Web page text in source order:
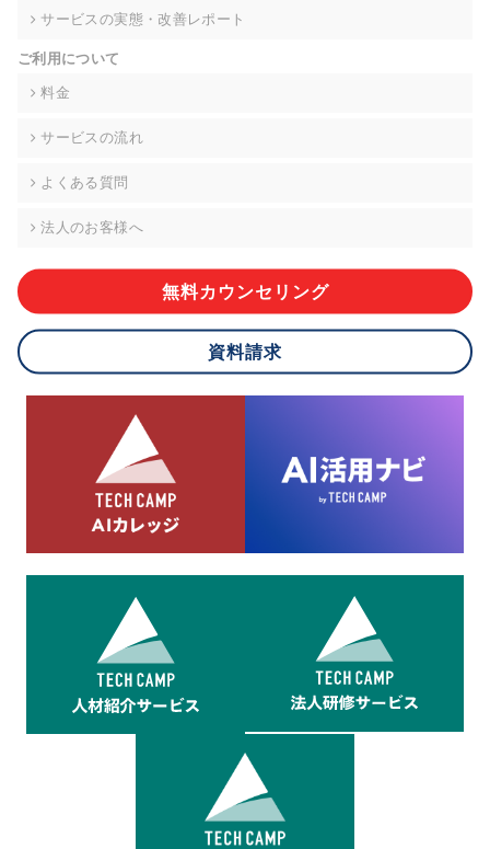
的な期間内に対応いたします。ただし、申請が本人確認が不可
により、ご希望に添えない場合があります。 なお、アクセスロ
グなどの個人情報以外の情報については、原則として開示等は
株式会社div 個人情報問合せ窓口
メールアドレス:privacy_policy@di-v.co.jp
ご本人様が当社に個人情報を提供されるかどうかは任意による
応ができない場合があります。
8.cookieにより取得・分析した情報とその利用について
当社は第三者が運営するデータ・マネジメント・プラットフォ
ームからcookieにより収集されたウェブの閲覧機歴及びその分
析結果を取得し、これをお客様の個人データと結びつけた上
で、広告配信等の目的で利用いたします。
サービスの実態・改善レポート
ご利用について
料金
サービスの流れ
よくある質問
法人のお客様へ
無料カウンセリング
資料請求